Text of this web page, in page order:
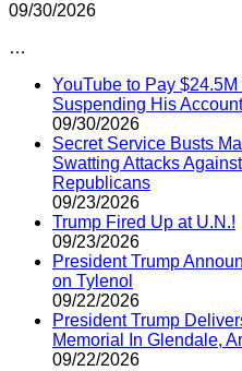
09/30/2026
…
YouTube to Pay
Suspending His Account
09/30/2026
Secret Service Busts
Swatting Attacks
Republicans
09/23/2026
Trump Fired Up at U.N.!
09/23/2026
President Trump
on Tylenol
09/22/2026
President Trump
Memorial In Glendale,
09/22/2026